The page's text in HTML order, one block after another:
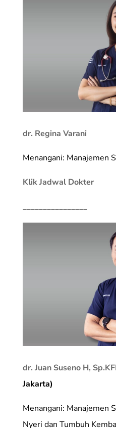
dr. Regina Varani
Menangani: Manajemen
Klik Jadwal Dokter
________________
dr. Juan Suseno H,
Jakarta)
Menangani: Manajemen
Nyeri dan Tumbuh